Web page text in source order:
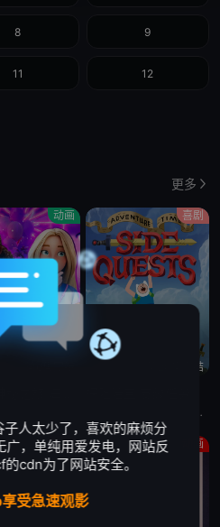
8 9
11 12
更多
动画 喜剧
第20集完结
萨沙·奈特,约翰·迪·马吉欧,汤姆·肯尼,海登·瓦尔希,奥利维亚·奥尔森,杨泫贞
剧情 动画
人太少了，喜欢的麻烦分
广，单纯用爱发电，网站反
cdn为了网站安全。
受急速观影